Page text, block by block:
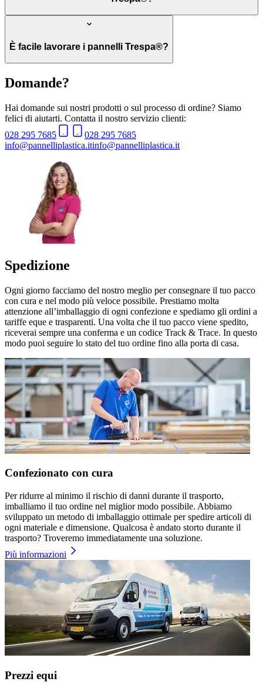
È facile lavorare i pannelli Trespa®?
Domande?
Hai domande sui nostri prodotti o sul processo di ordine? Siamo
felici di aiutarti. Contatta il nostro servizio clienti:
028 295 7685
028 295 7685
info@pannelliplastica.itinfo@pannelliplastica.it
Spedizione
Ogni giorno facciamo del nostro meglio per consegnare il tuo pacco
con cura e nel modo più veloce possibile. Prestiamo molta
attenzione all’imballaggio di ogni confezione e spediamo gli ordini a
tariffe eque e trasparenti. Una volta che il tuo pacco viene spedito,
riceverai sempre una conferma e un codice Track & Trace. In questo
modo puoi seguire lo stato del tuo ordine fino alla porta di casa.
Confezionato con cura
Per ridurre al minimo il rischio di danni durante il trasporto,
imballiamo il tuo ordine nel miglior modo possibile. Abbiamo
sviluppato un metodo di imballaggio ottimale per spedire articoli di
ogni materiale e dimensione. Qualcosa è andato storto durante il
trasporto? Troveremo immediatamente una soluzione.
Più informazioni
Prezzi equi